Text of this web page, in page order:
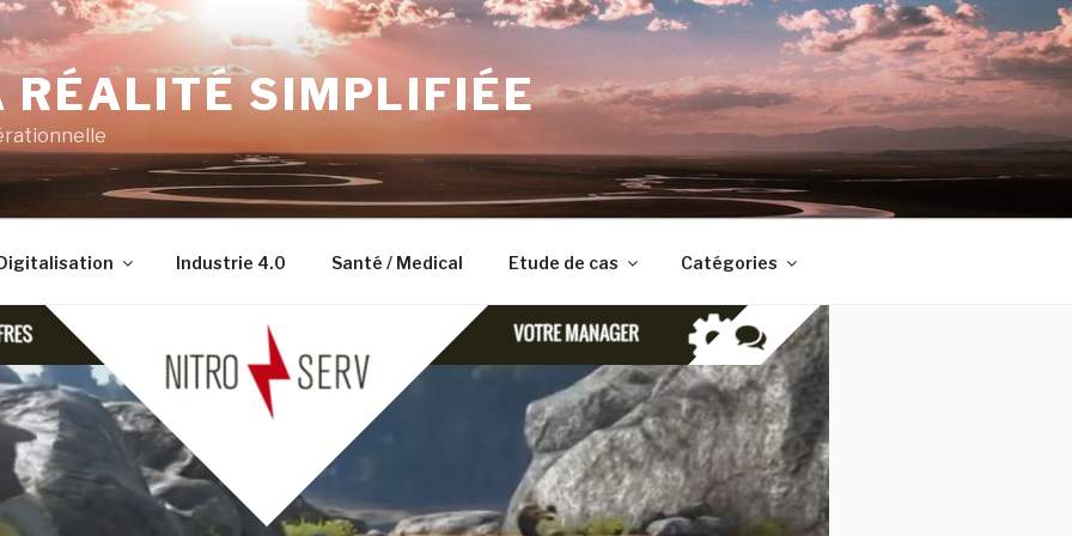
RÉALITÉ SIMPLIFIÉE
Industrie 4.0 Santé / Medical Etude de cas Catégories